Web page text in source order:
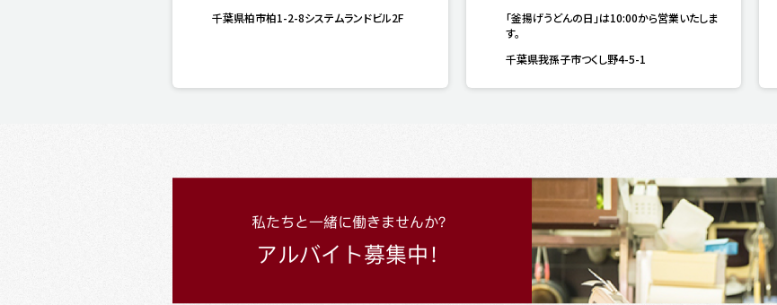
千葉県柏市柏1-2-8システムランドビル2F
「釜揚げうどんの日」は10:00から営業いたしま
す。
千葉県我孫子市つくし野4-5-1